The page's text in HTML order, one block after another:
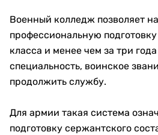
Военный колледж позволяет
профессиональную
класса и менее чем за три
специальность, воинское
продолжить службу.
Для армии такая система
подготовку сержантского